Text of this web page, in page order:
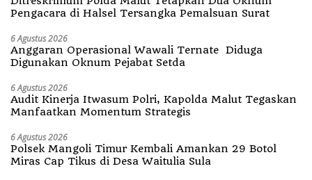
Pengacara di Halsel Tersangka Pemalsuan Surat
6 Agustus 2026
Anggaran Operasional Wawali Ternate Diduga
Digunakan Oknum Pejabat Setda
6 Agustus 2026
Audit Kinerja Itwasum Polri, Kapolda Malut Tegaskan
Manfaatkan Momentum Strategis
6 Agustus 2026
Polsek Mangoli Timur Kembali Amankan 29 Botol
Miras Cap Tikus di Desa Waitulia Sula